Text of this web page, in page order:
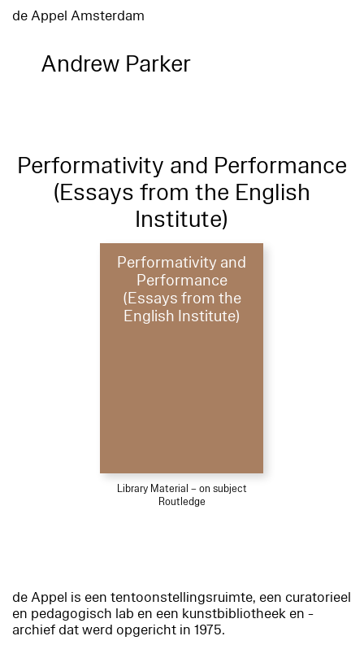
de Appel Amsterdam
Andrew Parker
Performativity and Performance
(Essays from the English
Institute)
Performativity and
Performance
(Essays from the
English Institute)
Library Material – on subject
Routledge
de Appel is een tentoonstellingsruimte, een curatorieel
en pedagogisch lab en een kunstbibliotheek en -
archief dat werd opgericht in 1975.